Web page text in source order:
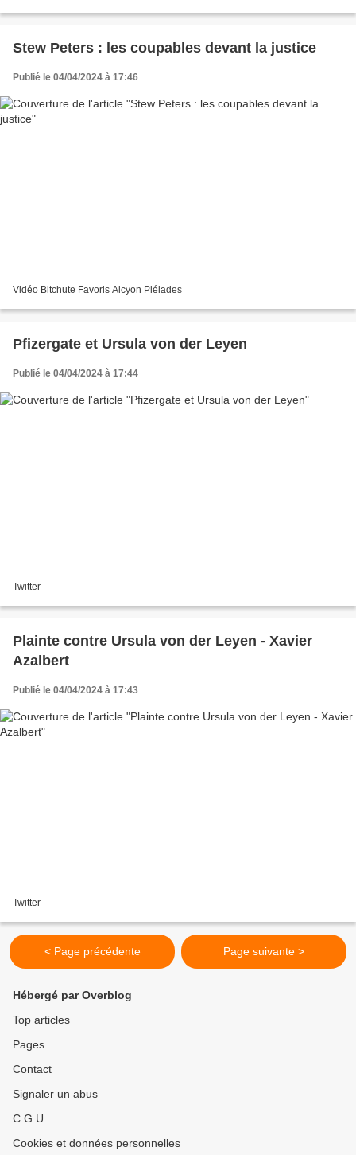
Stew Peters : les coupables devant la justice
Publié le 04/04/2024 à 17:46
Vidéo Bitchute Favoris Alcyon Pléiades
Pfizergate et Ursula von der Leyen
Publié le 04/04/2024 à 17:44
Twitter
Plainte contre Ursula von der Leyen - Xavier
Azalbert
Publié le 04/04/2024 à 17:43
Twitter
< Page précédente Page suivante >
Hébergé par Overblog
Top articles
Pages
Contact
Signaler un abus
C.G.U.
Cookies et données personnelles